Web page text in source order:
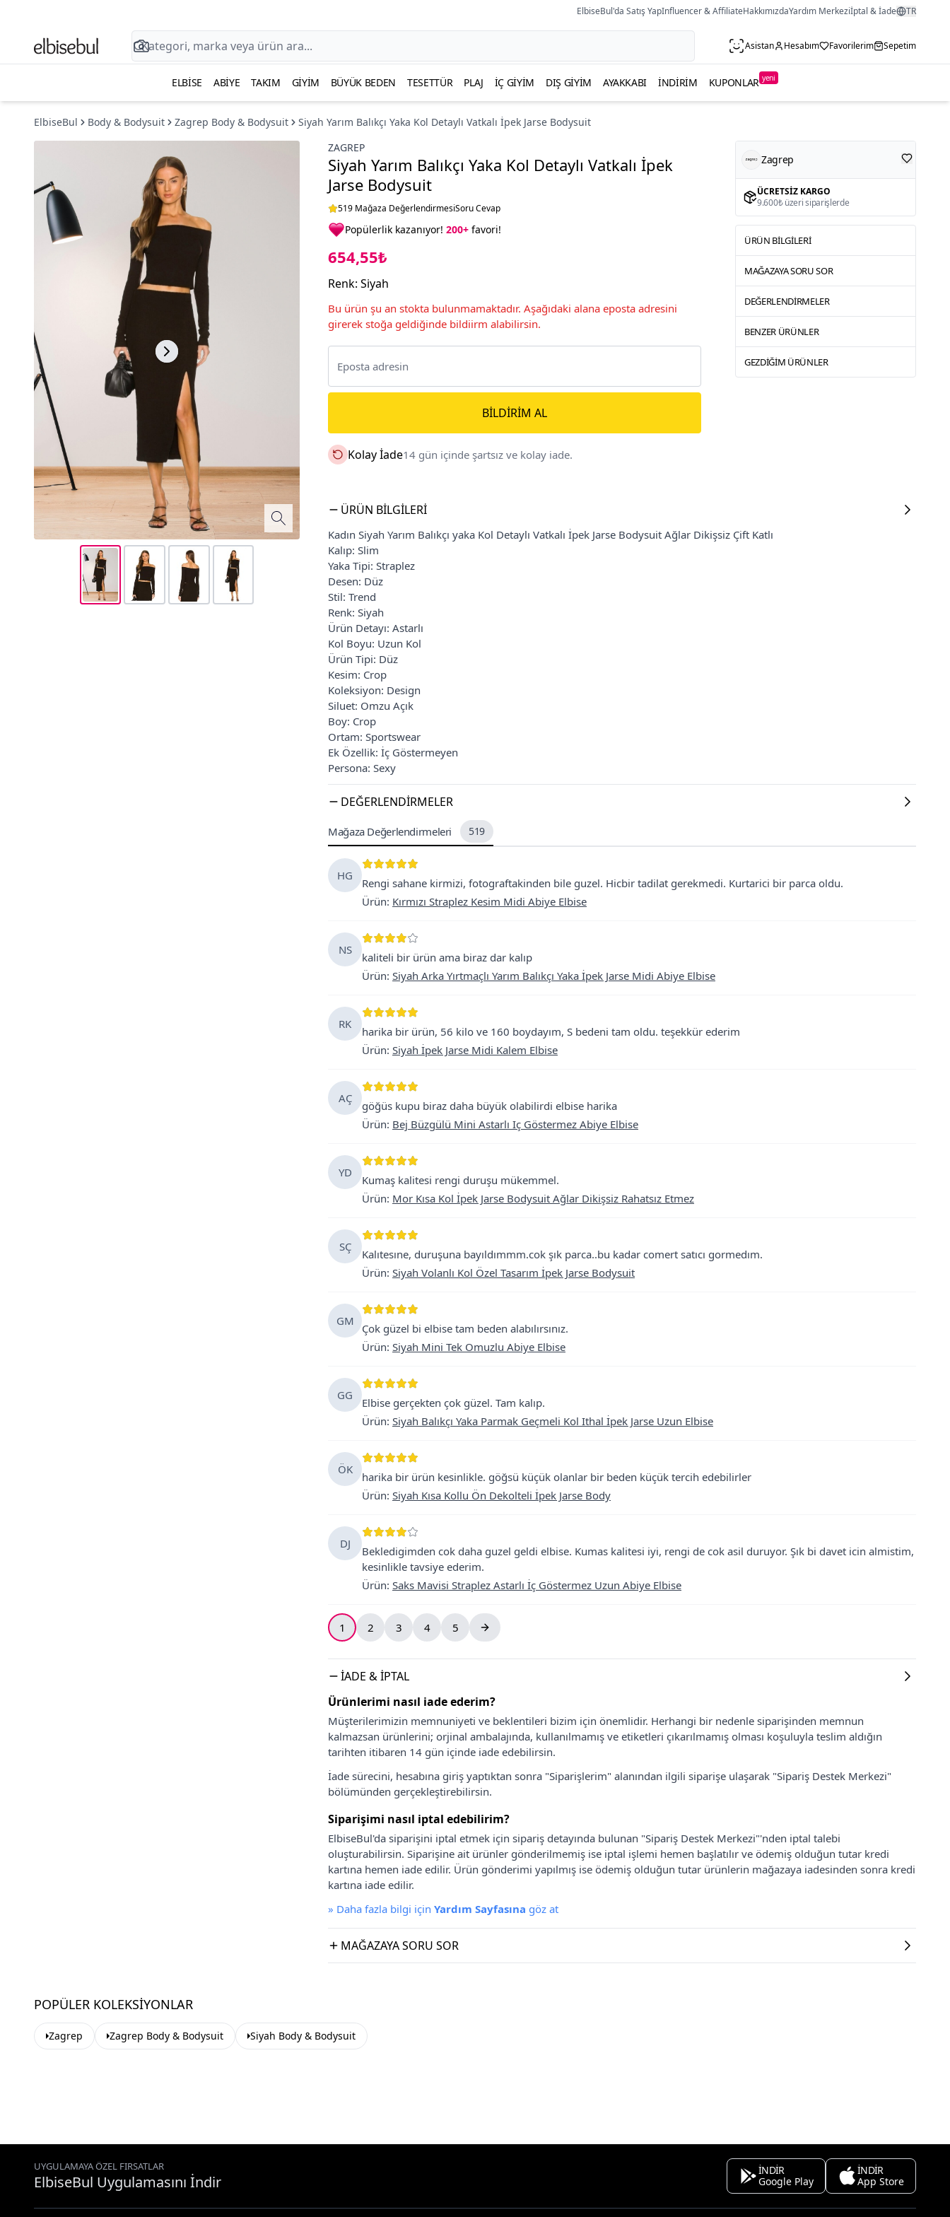
ElbiseBul'da Satış YapInfluencer & AffiliateHakkımızdaYardım Merkeziİptal & İade TR
Asistan Hesabım Favorilerim Sepetim
ELBISE ABIYE TAKIM GIYIM BÜYÜK BEDEN TESETTÜR PLAJ İÇ GIYIM DIŞ GIYIM AYAKKABI İNDIRIM KUPONLAR yeni
ElbiseBul Body & Bodysuit Zagrep Body & Bodysuit
Siyah Yarım Balıkçı Yaka Kol Detaylı Vatkalı İpek Jarse Bodysuit
ZAGREP
Siyah Yarım Balıkçı Yaka Kol Detaylı Vatkalı İpek
Jarse Bodysuit
519 Mağaza DeğerlendirmesiSoru Cevap
Popülerlik kazanıyor! 200+ favori!
654,55₺
Renk: Siyah
Bu ürün şu an stokta bulunmamaktadır. Aşağıdaki alana eposta adresini
girerek stoğa geldiğinde bildiirm alabilirsin.
BILDIRIM AL
Kolay İade14 gün içinde şartsız ve kolay iade.
Zagrep
ÜCRETSIZ KARGO
9.600₺ üzeri siparişlerde
ÜRÜN BILGILERI
MAĞAZAYA SORU SOR
DEĞERLENDIRMELER
BENZER ÜRÜNLER
GEZDIĞIM ÜRÜNLER
ÜRÜN BILGILERI
Kadın Siyah Yarım Balıkçı yaka Kol Detaylı Vatkalı İpek Jarse Bodysuit Ağlar Dikişsiz Çift Katlı
Kalıp: Slim
Yaka Tipi: Straplez
Desen: Düz
Stil: Trend
Renk: Siyah
Ürün Detayı: Astarlı
Kol Boyu: Uzun Kol
Ürün Tipi: Düz
Kesim: Crop
Koleksiyon: Design
Siluet: Omzu Açık
Boy: Crop
Ortam: Sportswear
Ek Özellik: İç Göstermeyen
Persona: Sexy
DEĞERLENDIRMELER
Mağaza Değerlendirmeleri 519
HG
Rengi sahane kirmizi, fotograftakinden bile guzel. Hicbir tadilat gerekmedi. Kurtarici bir parca oldu.
Ürün: Kırmızı Straplez Kesim Midi Abiye Elbise
NS
kaliteli bir ürün ama biraz dar kalıp
Ürün: Siyah Arka Yırtmaçlı Yarım Balıkçı Yaka İpek Jarse Midi Abiye Elbise
RK
harika bir ürün, 56 kilo ve 160 boydayım, S bedeni tam oldu. teşekkür ederim
Ürün: Siyah İpek Jarse Midi Kalem Elbise
AÇ
göğüs kupu biraz daha büyük olabilirdi elbise harika
Ürün: Bej Büzgülü Mini Astarlı Iç Göstermez Abiye Elbise
YD
Kumaş kalitesi rengi duruşu mükemmel.
Ürün: Mor Kısa Kol İpek Jarse Bodysuit Ağlar Dikişsiz Rahatsız Etmez
SÇ
Kalıtesıne, duruşuna bayıldımmm.cok şık parca..bu kadar comert satıcı gormedım.
Ürün: Siyah Volanlı Kol Özel Tasarım İpek Jarse Bodysuit
GM
Çok güzel bi elbise tam beden alabılırsınız.
Ürün: Siyah Mini Tek Omuzlu Abiye Elbise
GG
Elbise gerçekten çok güzel. Tam kalıp.
Ürün: Siyah Balıkçı Yaka Parmak Geçmeli Kol Ithal İpek Jarse Uzun Elbise
ÖK
harika bir ürün kesinlikle. göğsü küçük olanlar bir beden küçük tercih edebilirler
Ürün: Siyah Kısa Kollu Ön Dekolteli İpek Jarse Body
DJ
Bekledigimden cok daha guzel geldi elbise. Kumas kalitesi iyi, rengi de cok asil duruyor. Şık bi davet icin almistim,
kesinlikle tavsiye ederim.
Ürün: Saks Mavisi Straplez Astarlı İç Göstermez Uzun Abiye Elbise
1 2 3 4 5
İADE & İPTAL
Ürünlerimi nasıl iade ederim?
Müşterilerimizin memnuniyeti ve beklentileri bizim için önemlidir. Herhangi bir nedenle siparişinden memnun
kalmazsan ürünlerini; orjinal ambalajında, kullanılmamış ve etiketleri çıkarılmamış olması koşuluyla teslim aldığın
tarihten itibaren 14 gün içinde iade edebilirsin.
İade sürecini, hesabına giriş yaptıktan sonra "Siparişlerim" alanından ilgili siparişe ulaşarak "Sipariş Destek Merkezi"
bölümünden gerçekleştirebilirsin.
Siparişimi nasıl iptal edebilirim?
ElbiseBul'da siparişini iptal etmek için sipariş detayında bulunan "Sipariş Destek Merkezi"'nden iptal talebi
oluşturabilirsin. Siparişine ait ürünler gönderilmemiş ise iptal işlemi hemen başlatılır ve ödemiş olduğun tutar kredi
kartına hemen iade edilir. Ürün gönderimi yapılmış ise ödemiş olduğun tutar ürünlerin mağazaya iadesinden sonra kredi
kartına iade edilir.
» Daha fazla bilgi için Yardım Sayfasına göz at
MAĞAZAYA SORU SOR
POPÜLER KOLEKSIYONLAR
Zagrep Zagrep Body & Bodysuit Siyah Body & Bodysuit
UYGULAMAYA ÖZEL FIRSATLAR
ElbiseBul Uygulamasını İndir
İNDİR
Google Play
İNDİR
App Store